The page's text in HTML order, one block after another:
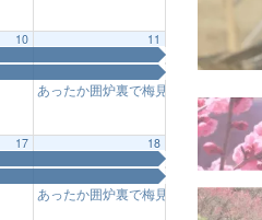
10 11
あったか囲炉裏で梅見
17 18
あったか囲炉裏で梅見 11:00 AM